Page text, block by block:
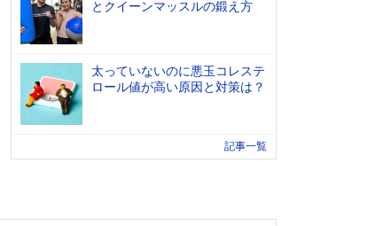
とクイーンマッスルの鍛え方
太っていないのに悪玉コレステ
ロール値が高い原因と対策は？
記事一覧